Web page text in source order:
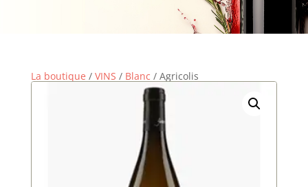
La boutique / VINS / Blanc / Agricolis